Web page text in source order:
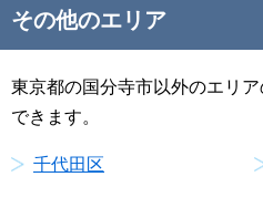
その他のエリア
東京都の国分寺市以外のエリ
できます。
千代田区